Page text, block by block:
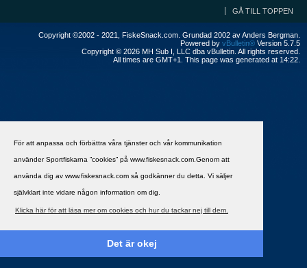
För att anpassa och förbättra våra tjänster och vår kommunikation
använder Sportfiskarna ”cookies” på www.fiskesnack.com.Genom att
använda dig av www.fiskesnack.com så godkänner du detta. Vi säljer
självklart inte vidare någon information om dig.
Klicka här för att läsa mer om cookies och hur du tackar nej till dem.
Det är okej
GÅ TILL TOPPEN
Copyright ©2002 - 2021, FiskeSnack.com. Grundad 2002 av Anders Bergman.
Powered by vBulletin® Version 5.7.5
Copyright © 2026 MH Sub I, LLC dba vBulletin. All rights reserved.
All times are GMT+1. This page was generated at 14:22.